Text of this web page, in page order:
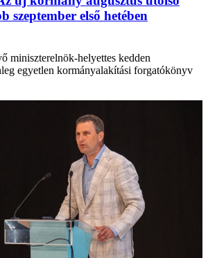
szeptember első hetében
miniszterelnök-helyettes kedden
egyetlen kormányalakítási forgatókönyv